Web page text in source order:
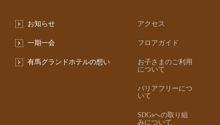
お知らせ
一期一会
有馬グランドホテルの想い
アクセス
フロアガイド
お子さまのご利用
について
バリアフリーにつ
いて
SDGsへの取り組
みについて